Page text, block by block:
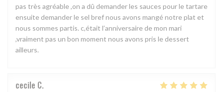
pas très agréable ,on a dû demander les sauces pour le tartare
ensuite demander le sel bref nous avons mangé notre plat et
nous sommes partis. c,était l’anniversaire de mon mari
,vraiment pas un bon moment nous avons pris le dessert
ailleurs.
cecile C